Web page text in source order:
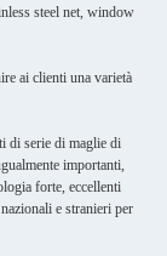
steel net, window
ai clienti una varietà
di serie di maglie di
importanti,
forte, eccellenti
e stranieri per